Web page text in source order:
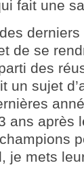
fait une
de se
des
un sujet
ans après
je mets